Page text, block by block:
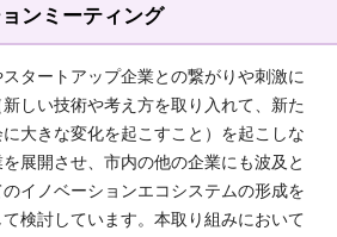
ンミーティング
タートアップ企業との繋がりや刺激に
しい技術や考え方を取り入れて、新た
大きな変化を起こすこと）を起こしな
展開させ、市内の他の企業にも波及と
イノベーションエコシステムの形成を
検討しています。本取り組みにおいて